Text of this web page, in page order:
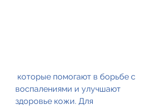
воспалениями и улучшают
здоровье кожи. Для